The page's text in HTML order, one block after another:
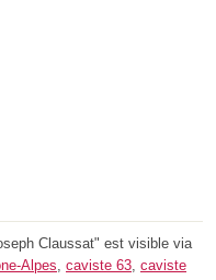
Claussat" est visible via
Alpes, caviste 63, caviste